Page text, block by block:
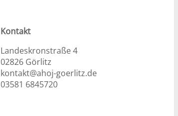
Kontakt
Landeskronstraße 4
02826 Görlitz
kontakt@ahoj-goerlitz.de
03581 6845720